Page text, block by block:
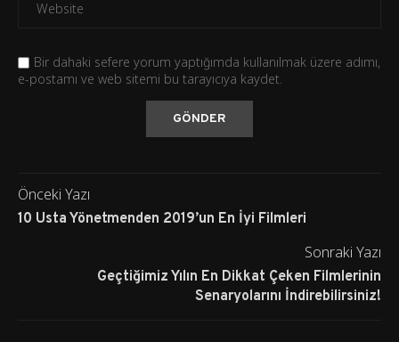
Bir dahaki sefere yorum yaptığımda kullanılmak üzere adımı,
e-postamı ve web sitemi bu tarayıcıya kaydet.
Önceki Yazı
10 Usta Yönetmenden 2019’un En İyi Filmleri
Sonraki Yazı
Geçtiğimiz Yılın En Dikkat Çeken Filmlerinin
Senaryolarını İndirebilirsiniz!